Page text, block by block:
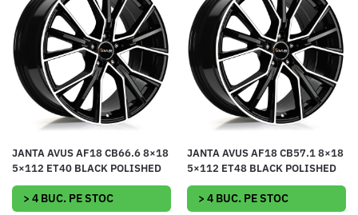
JANTA AVUS AF18 CB66.6 8×18
5×112 ET40 BLACK POLISHED
> 4 BUC. PE STOC
JANTA AVUS AF18 CB57.1 8×18
5×112 ET48 BLACK POLISHED
> 4 BUC. PE STOC